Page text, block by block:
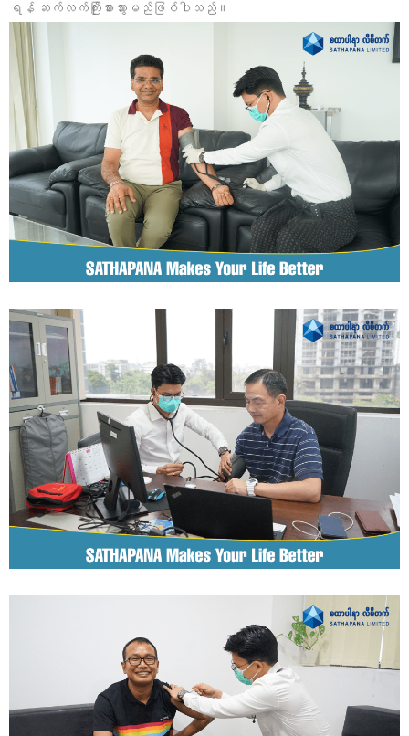
ရန် ဆက်လက်ကြိုးစားသွားမည်ဖြစ်ပါသည်။